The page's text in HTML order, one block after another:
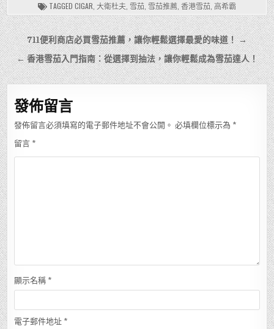
TAGGED CIGAR 大衛杜夫 雪茄 雪茄推薦 香港雪茄 高希霸
文
章
導
覽
711便利商店必買雪茄推薦，讓你輕鬆選擇最愛的味道！ →
← 香港雪茄入門指南：從選擇到抽法，讓你輕鬆成為雪茄達人！
發佈留言
發佈留言必須填寫的電子郵件地址不會公開。 必填欄位標示為 *
留言 *
顯示名稱 *
電子郵件地址 *